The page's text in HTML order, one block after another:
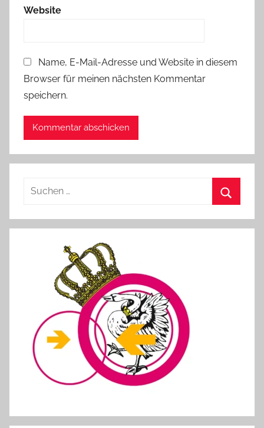
Website
Name, E-Mail-Adresse und Website in diesem
Browser für meinen nächsten Kommentar
speichern.
Suchen